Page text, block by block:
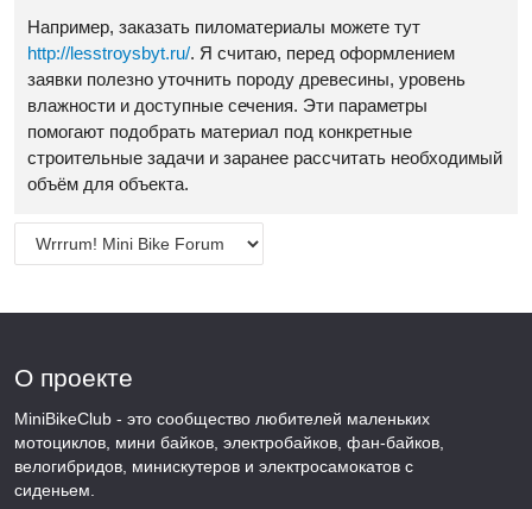
Например, заказать пиломатериалы можете тут
http://lesstroysbyt.ru/. Я считаю, перед оформлением
заявки полезно уточнить породу древесины, уровень
влажности и доступные сечения. Эти параметры
помогают подобрать материал под конкретные
строительные задачи и заранее рассчитать необходимый
объём для объекта.
О проекте
MiniBikeClub - это сообщество любителей маленьких
мотоциклов, мини байков, электробайков, фан-байков,
велогибридов, минискутеров и электросамокатов с
сиденьем.